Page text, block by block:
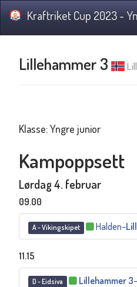
Kraftriket Cup 2023 -
Lillehammer 3
Klasse: Yngre junior
Kampoppsett
Lørdag 4. februar
09.00
A - Vikingskipet Halden–
11.15
D - Eidsiva Lillehammer 3